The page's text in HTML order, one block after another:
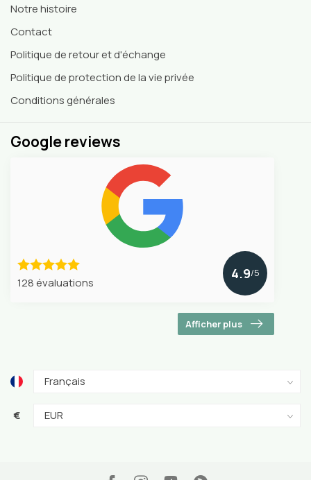
Notre histoire
Contact
Politique de retour et d'échange
Politique de protection de la vie privée
Conditions générales
Google reviews
128 évaluations
4.9/5
Afficher plus
€